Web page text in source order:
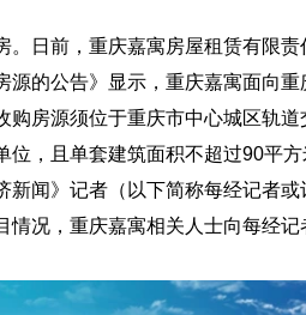
日前，重庆嘉寓房屋租赁有限责
的公告》显示，重庆嘉寓面向
房源须位于重庆市中心城区轨
，且单套建筑面积不超过90平
闻》记者（以下简称每经记者
况，重庆嘉寓相关人士向每经记